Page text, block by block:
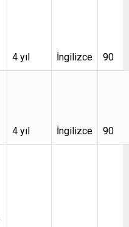
4 yıl İngilizce 90
4 yıl İngilizce 90